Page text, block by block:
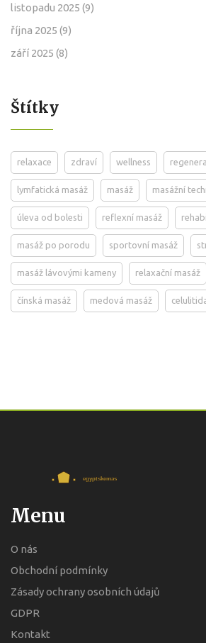
listopadu 2025 (9)
října 2025 (9)
září 2025 (8)
Štítky
relaxace zdraví wellness
lymfatická masáž masáž masážní
úleva od bolesti reflexní masáž
masáž po porodu sportovní masáž
masáž lávovými kameny relaxační masáž
čínská masáž medová masáž
Menu
O nás
Obchodní podmínky
Zásady ochrany osobních údajů
GDPR
Kontakt